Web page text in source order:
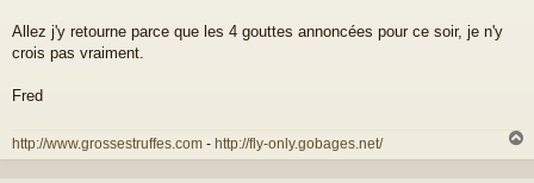
e
Allez j'y retourne parce que les 4 gouttes annoncées pour ce soir, je n'y
crois pas vraiment.
Fred
http://www.grossestruffes.com - http://fly-only.gobages.net/
a